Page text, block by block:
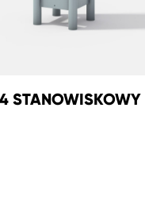
STANOWISKOWY